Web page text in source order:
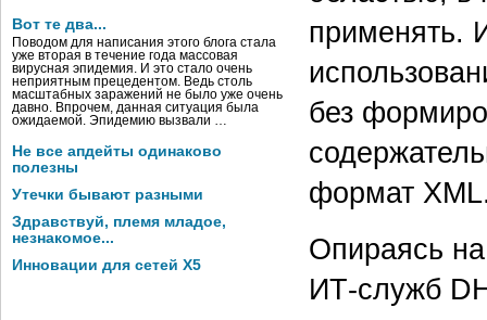
Вот те два...
Поводом для написания этого блога стала
уже вторая в течение года массовая
вирусная эпидемия. И это стало очень
неприятным прецедентом. Ведь столь
масштабных заражений не было уже очень
давно. Впрочем, данная ситуация была
ожидаемой. Эпидемию вызвали …
Не все апдейты одинаково
полезны
Утечки бывают разными
Здравствуй, племя младое,
незнакомое...
Инновации для сетей X5
применять.
без
формат
Опираясь
ИТ-служб